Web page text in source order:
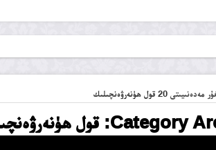
مەدەنىيىتى 20 قول ھۈنەرۋەنچىلىك
Category قول